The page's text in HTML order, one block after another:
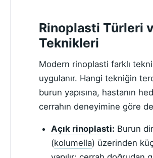
Rinoplasti Türleri
Teknikleri
Modern rinoplasti farklı
uygulanır. Hangi tekniğin
burun yapısına, hastanın
cerrahın deneyimine göre
Açık rinoplasti: Burun
(kolumella) üzerinden